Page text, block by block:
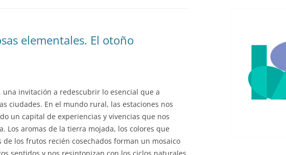
NUEVOS EMPRENDEDORES EN TU
GESTIÓN DEL CONOCIMIENTO EN
elementales. El otoño
invitación a redescubrir lo esencial que a
ciudades. En el mundo rural, las estaciones nos
un capital de experiencias y vivencias que nos
Los aromas de la tierra mojada, los colores que
los frutos recién cosechados forman un mosaico